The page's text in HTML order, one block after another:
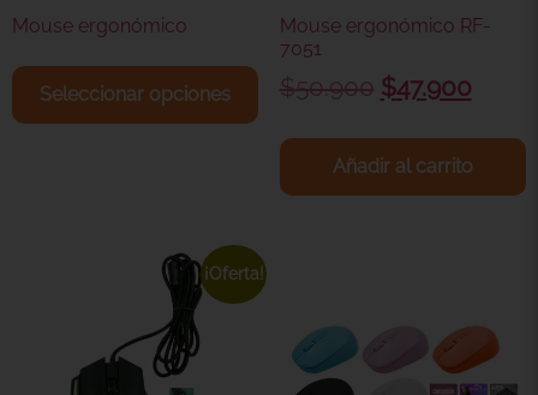
Mouse ergonómico
Seleccionar opciones
Mouse ergonómico RF-
7051
$50.900 $47.900
Añadir al carrito
¡Oferta!